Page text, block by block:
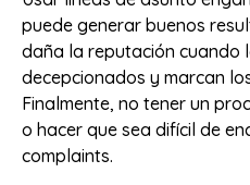
puede generar buenos
daña la reputación cuando
decepcionados y marcan
Finalmente, no tener un
o hacer que sea difícil de
complaints.